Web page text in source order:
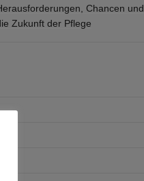
Chancen und
Zukunft der Pflege